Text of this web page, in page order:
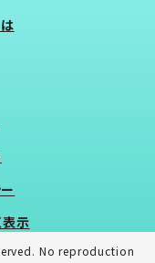
示
No reproduction